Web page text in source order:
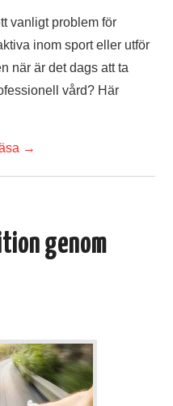
vanligt problem för
inom sport eller utför
när är det dags att ta
vård? Här
→
genom